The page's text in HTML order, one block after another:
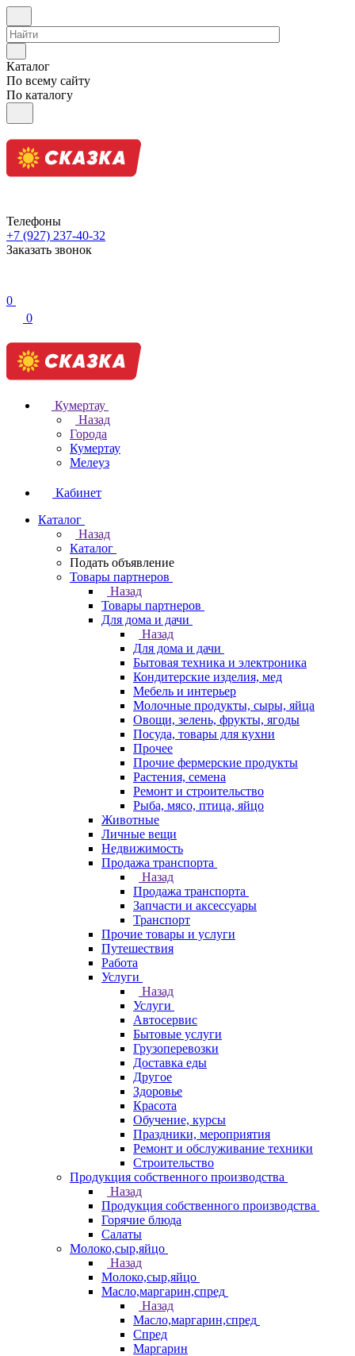
Каталог
По всему сайту
По каталогу
Телефоны
+7 (927) 237-40-32
Заказать звонок
0
0
Кумертау
Назад
Города
Кумертау
Мелеуз
Кабинет
Каталог
Назад
Каталог
Подать объявление
Товары партнеров
Назад
Товары партнеров
Для дома и дачи
Назад
Для дома и дачи
Бытовая техника и электроника
Кондитерские изделия, мед
Мебель и интерьер
Молочные продукты, сыры, яйца
Овощи, зелень, фрукты, ягоды
Посуда, товары для кухни
Прочее
Прочие фермерские продукты
Растения, семена
Ремонт и строительство
Рыба, мясо, птица, яйцо
Животные
Личные вещи
Недвижимость
Продажа транспорта
Назад
Продажа транспорта
Запчасти и аксессуары
Транспорт
Прочие товары и услуги
Путешествия
Работа
Услуги
Назад
Услуги
Автосервис
Бытовые услуги
Грузоперевозки
Доставка еды
Другое
Здоровье
Красота
Обучение, курсы
Праздники, мероприятия
Ремонт и обслуживание техники
Строительство
Продукция собственного производства
Назад
Продукция собственного производства
Горячие блюда
Салаты
Молоко,сыр,яйцо
Назад
Молоко,сыр,яйцо
Масло,маргарин,спред
Назад
Масло,маргарин,спред
Спред
Маргарин